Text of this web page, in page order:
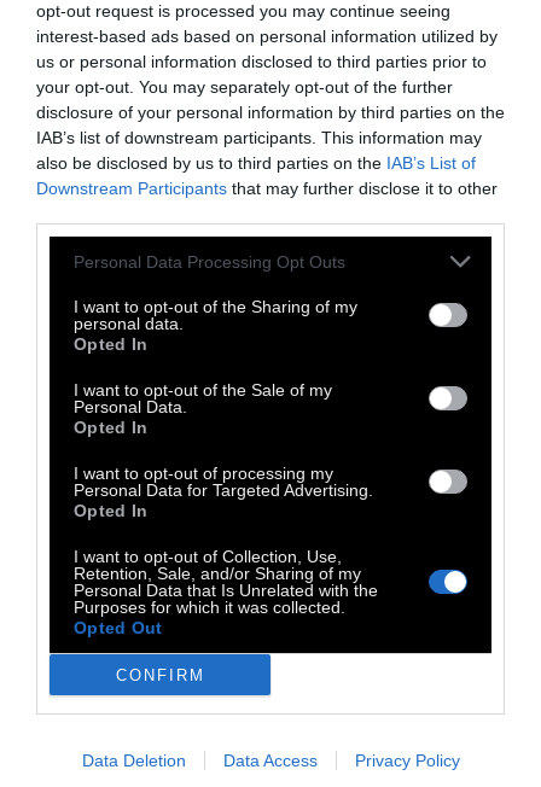
opt-out request is processed you may continue seeing
interest-based ads based on personal information utilized by
us or personal information disclosed to third parties prior to
your opt-out. You may separately opt-out of the further
disclosure of your personal information by third parties on the
IAB’s list of downstream participants. This information may
also be disclosed by us to third parties on the IAB’s List of
Downstream Participants that may further disclose it to other
Personal Data Processing Opt Outs
I want to opt-out of the Sharing of my
personal data.
Opted In
I want to opt-out of the Sale of my
Personal Data.
Opted In
I want to opt-out of processing my
Personal Data for Targeted Advertising.
Opted In
I want to opt-out of Collection, Use,
Retention, Sale, and/or Sharing of my
Personal Data that Is Unrelated with the
Purposes for which it was collected.
Opted Out
CONFIRM
Data Deletion Data Access Privacy Policy
creative». Τελευταία του έξοδος ήταν λίγο
πριν το lockdown. Δεν είχε πιει καν τη μπύρα
του, λέει, «διότι η μουσική ήταν απαίσια».
Ωστόσο η «εμπορευματοποίηση» δεν ήταν
το μόνο που ζημίωνε την εικόνα του
Βερολίνου ως πρωτεύουσας της
διασκέδασης. Ένα βασικό πρόβλημα ήταν τα
παγκοσμίως γνωστό «Kitkat» ανακοίνωσε στα
τέλη του 2019 το κλείσιμο του καταστήματός
του στο κέντρο της γερμανικής
πρωτεύουσας. Και δεν ήταν το πρώτο, ούτε
Φτωχό και όχι πλέον σέξι; Η δυσμενής εικόνα
στον χώρο της διασκέδασης συμπαρασύρει
όμως τη βερολινέζικη οικονομία στο σύνολό
της. Από τις αρχές τις χιλιετίας το Βερολίνο
με το σλόγαν«Φτωχό αλλά σέξι» είχε
καταφέρει να προσελκύσει εκατομμύρια
Βερολίνο φτωχό, αλλά όχι σέξι; Τον Ιούνιο η